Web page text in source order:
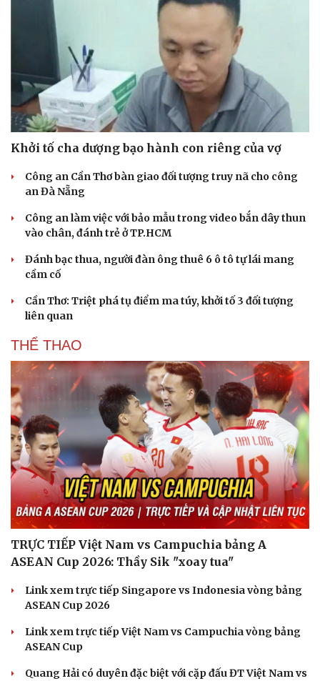
Tư vấn
Săn Tour
Podcast
Câu chuyện thời sự
Kể chuyện cho bé
Khởi tố cha dượng bạo hành con riêng của vợ
Công an Cần Thơ bàn giao đối tượng truy nã cho công
an Đà Nẵng
Công an làm việc với bảo mẫu trong video bắn dây thun
vào chân, đánh trẻ ở TP.HCM
Đánh bạc thua, người đàn ông thuê 6 ô tô tự lái mang
cầm cố
Cần Thơ: Triệt phá tụ điểm ma túy, khởi tố 3 đối tượng
liên quan
THỂ THAO
TRỰC TIẾP Việt Nam vs Campuchia bảng A
ASEAN Cup 2026: Thầy Sik "xoay tua"
Link xem trực tiếp Singapore vs Indonesia vòng bảng
ASEAN Cup 2026
Link xem trực tiếp Việt Nam vs Campuchia vòng bảng
ASEAN Cup
Quang Hải có duyên đặc biệt với cặp đấu ĐT Việt Nam vs